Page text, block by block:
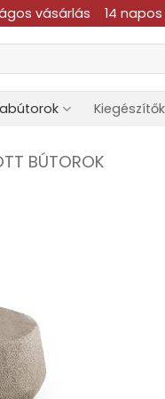
vásárlás 14
Kiegészítők
BÚTOROK